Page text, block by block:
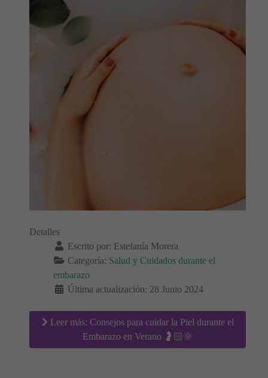
Detalles
Escrito por: Estefanía Morera
Categoría: Salud y Cuidados durante el
embarazo
Última actualización: 28 Junio 2024
Leer más: Consejos para cuidar la Piel durante el
Embarazo en Verano 🤰🏻🌞